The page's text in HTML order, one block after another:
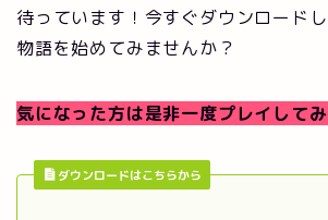
待っています！今すぐダウンロード
物語を始めてみませんか？
気になった方は是非一度プレイして
ダウンロードはこちらから